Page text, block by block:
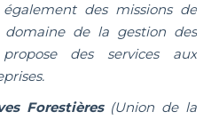
des missions de
de la gestion des
des services aux
Forestières(Union de la